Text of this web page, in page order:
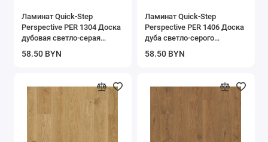
Ламинат Quick-Step
Perspective PER 1304 Доска
дубовая светло-серая
58.50 BYN
Ламинат Quick-Step
Perspective PER 1406 Доска
дуба светло-серого
58.50 BYN